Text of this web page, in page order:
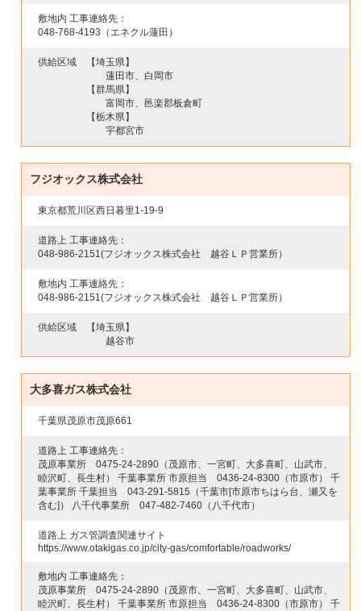
敷地内 工事連絡先：
048-768-4193 （エネクル蓮田）
供給区域
【埼玉県】
蓮田市、白岡市
【群馬県】
富岡市、邑楽郡板倉町
【栃木県】
宇都宮市
フジオックス株式会社
東京都荒川区西日暮里1-19-9
道路上 工事連絡先：
048-986-2151(フジオックス株式会社 越谷ＬＰ営業所）
敷地内 工事連絡先：
048-986-2151(フジオックス株式会社 越谷ＬＰ営業所）
供給区域
【埼玉県】
越谷市
大多喜ガス株式会社
千葉県茂原市茂原661
道路上 工事連絡先：
茂原事業所0475-24-2890 （茂原市、一宮町、大多喜町、山武市、
睦沢町、長生村） 千葉事業所 市原担当0436-24-8300 （市原市） 千
葉事業所 千葉担当043-291-5815 （千葉市[市原市ちはら台、瀬又を
含む]） 八千代事業所047-482-7460 （八千代市）
道路上 ガス管調査関連サイト
https://www.otakigas.co.jp/city-gas/comfortable/roadworks/
敷地内 工事連絡先：
茂原事業所0475-24-2890 （茂原市、一宮町、大多喜町、山武市、
睦沢町、長生村） 千葉事業所 市原担当0436-24-8300 （市原市） 千